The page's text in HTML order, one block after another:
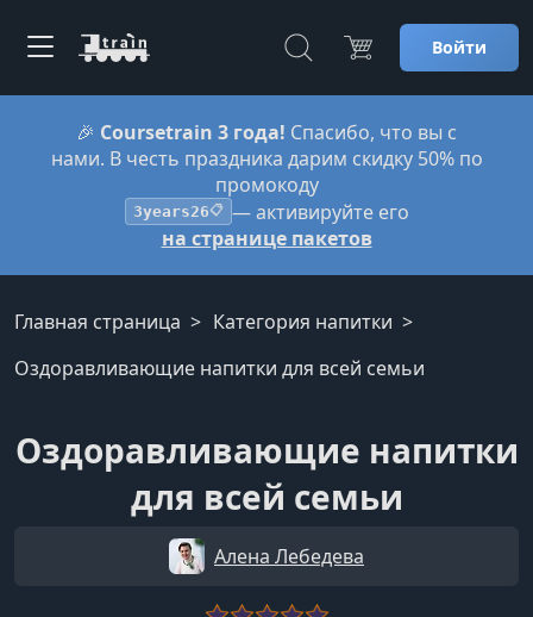
Войти
🎉 Coursetrain 3 года! Спасибо, что вы с
нами. В честь праздника дарим скидку 50% по
промокоду
3years26📋 — активируйте его
на странице пакетов
Главная страница
Категория напитки
Оздоравливающие напитки для всей семьи
Оздоравливающие напитки
для всей семьи
Алена Лебедева